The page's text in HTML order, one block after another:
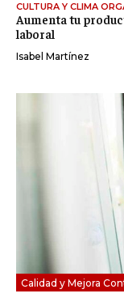
CULTURA Y CLIMA
Aumenta tu
laboral
Isabel Martínez
Calidad y Mejora